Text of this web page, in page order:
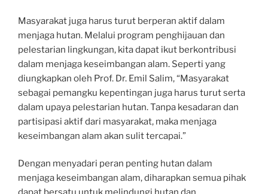
Masyarakat juga harus turut berperan aktif dalam
menjaga hutan. Melalui program penghijauan dan
pelestarian lingkungan, kita dapat ikut berkontribusi
dalam menjaga keseimbangan alam. Seperti yang
diungkapkan oleh Prof. Dr. Emil Salim, “Masyarakat
sebagai pemangku kepentingan juga harus turut serta
dalam upaya pelestarian hutan. Tanpa kesadaran dan
partisipasi aktif dari masyarakat, maka menjaga
keseimbangan alam akan sulit tercapai.”
Dengan menyadari peran penting hutan dalam
menjaga keseimbangan alam, diharapkan semua pihak